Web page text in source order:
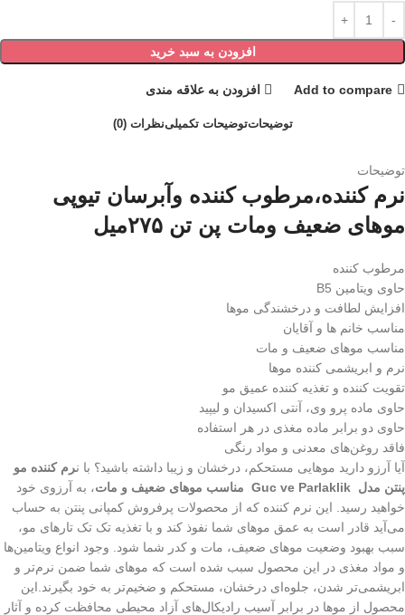
افزودن به سبد خرید
Add to compare افزودن به علاقه مندی
توضیحاتتوضیحات تکمیلینظرات (0)
توضیحات
نرم کننده،مرطوب کننده وآبرسان تیوپی
موهای ضعیف ومات پن تن ۲۷۵میل
مرطوب کننده
حاوی ویتامین B5
افزایش لطافت و درخشندگی موها
مناسب خانم ها و آقایان
مناسب موهای ضعیف و مات
نرم و ابریشمی کننده موها
تقویت کننده و تغذیه کننده عمیق مو
حاوی ماده پرو وی، آنتی اکسیدان و لیپید
حاوی دو برابر ماده مغذی در هر استفاده
فاقد روغن‌های معدنی و مواد رنگی
آیا آرزو دارید موهایی مستحکم، درخشان و زیبا داشته باشید؟ با نرم کننده مو
پنتن مدل Guc ve Parlaklik مناسب موهای ضعیف و مات
، به آرزوی خود
خواهید رسید. این نرم کننده که از محصولات پرفروش کمپانی پنتن به حساب
می‌آید قادر است به عمق موهای شما نفوذ کند و با تغذیه تک تک تارهای مو،
سبب بهبود وضعیت موهای ضعیف، مات و کدر شما شود. وجود انواع ویتامین‌ها
و مواد مغذی در این محصول سبب شده است که موهای شما ضمن نرم‌تر و
ابریشمی‌تر شدن، جلوه‌ای درخشان، مستحکم و ضخیم‌تر به خود بگیرند.این
محصول از موها در برابر آسیب رادیکال‌های آزاد محیطی محافظت کرده و آثار